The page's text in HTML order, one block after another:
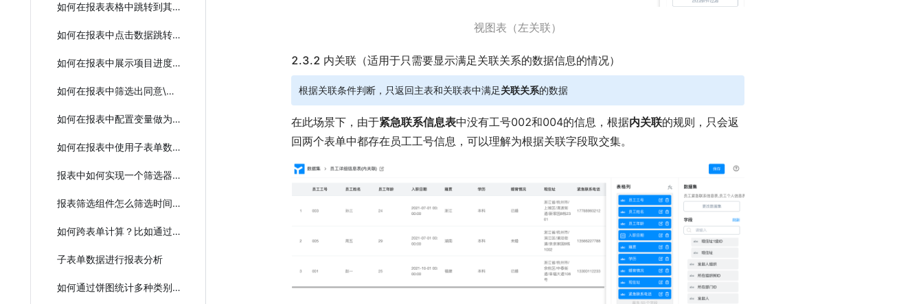
如何在报表表格中跳转到其他报表中做过滤数据？
如何在报表中点击数据跳转到详情？
如何在报表中展示项目进度做报表统计？
如何在报表中筛选出同意\拒绝
如何在报表中配置变量做为过滤条件
如何在报表中使用子表单数据进行报表分析
报表中如何实现一个筛选器关联多个表单？
报表筛选组件怎么筛选时间区间
如何跨表单计算？比如通过进货信息和出货信息计算存货信息
子表单数据进行报表分析
如何通过饼图统计多种类别的具体详情
视图表（左关联）
2.3.2 内关联（适用于只需要显示满足关联关系的数据信息的情况）
根据关联条件判断，只返回主表和关联表中满足关联关系的数据
在此场景下，由于紧急联系信息表中没有工号002和004的信息，根据内关联的规则，只会返
回两个表单中都存在员工工号信息，可以理解为根据关联字段取交集。